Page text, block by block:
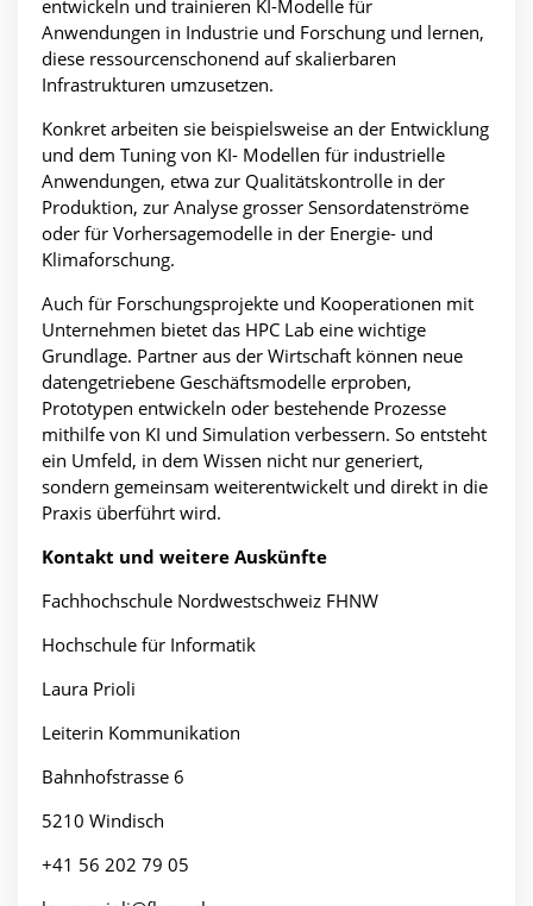
entwickeln und trainieren KI-Modelle für
Anwendungen in Industrie und Forschung und lernen,
diese ressourcenschonend auf skalierbaren
Infrastrukturen umzusetzen.
Konkret arbeiten sie beispielsweise an der Entwicklung
und dem Tuning von KI- Modellen für industrielle
Anwendungen, etwa zur Qualitätskontrolle in der
Produktion, zur Analyse grosser Sensordatenströme
oder für Vorhersagemodelle in der Energie- und
Klimaforschung.
Auch für Forschungsprojekte und Kooperationen mit
Unternehmen bietet das HPC Lab eine wichtige
Grundlage. Partner aus der Wirtschaft können neue
datengetriebene Geschäftsmodelle erproben,
Prototypen entwickeln oder bestehende Prozesse
mithilfe von KI und Simulation verbessern. So entsteht
ein Umfeld, in dem Wissen nicht nur generiert,
sondern gemeinsam weiterentwickelt und direkt in die
Praxis überführt wird.
Kontakt und weitere Auskünfte
Fachhochschule Nordwestschweiz FHNW
Hochschule für Informatik
Laura Prioli
Leiterin Kommunikation
Bahnhofstrasse 6
5210 Windisch
+41 56 202 79 05